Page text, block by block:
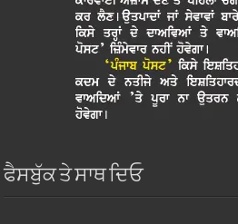
ਫੈਸਬੁੱਕ ਤੇ ਸਾਥ ਦਿਓ